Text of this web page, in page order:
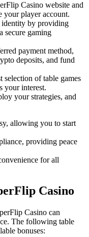
Casino website and
your player account.
by providing
secure gaming
payment method,
deposits, and fund
selection of table games
your interest.
your strategies, and
allowing you to start
providing peace
for all
Casino
Casino can
The following table
bonuses: